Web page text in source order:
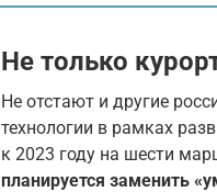
Не только
Не отстают и другие
технологии в рамках
к 2023 году на шести
планируется заменить